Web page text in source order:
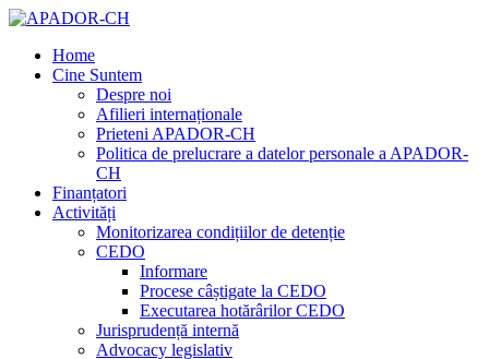
Home
Cine Suntem
Despre noi
Afilieri internaționale
Prieteni APADOR-CH
Politica de prelucrare a datelor personale a APADOR-
CH
Finanțatori
Activități
Monitorizarea condițiilor de detenție
CEDO
Informare
Procese câștigate la CEDO
Executarea hotărârilor CEDO
Jurisprudență internă
Advocacy legislativ